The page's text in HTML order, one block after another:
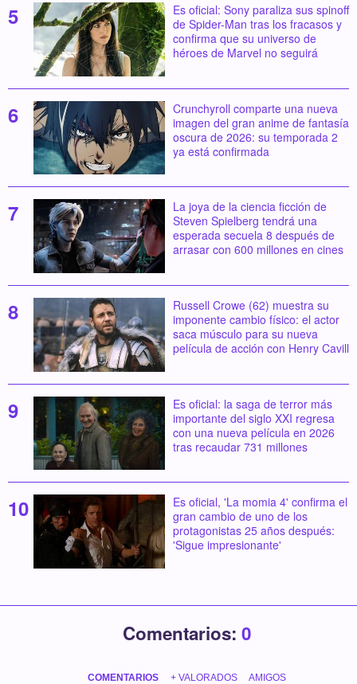
Es oficial: Sony paraliza sus spinoff
de Spider-Man tras los fracasos y
confirma que su universo de
héroes de Marvel no seguirá
Crunchyroll comparte una nueva
imagen del gran anime de fantasía
oscura de 2026: su temporada 2
ya está confirmada
La joya de la ciencia ficción de
Steven Spielberg tendrá una
esperada secuela 8 después de
arrasar con 600 millones en cines
Russell Crowe (62) muestra su
imponente cambio físico: el actor
saca músculo para su nueva
película de acción con Henry Cavill
Es oficial: la saga de terror más
importante del siglo XXI regresa
con una nueva película en 2026
tras recaudar 731 millones
Es oficial, 'La momia 4' confirma el
gran cambio de uno de los
protagonistas 25 años después:
'Sigue impresionante'
Comentarios: 0
COMENTARIOS + VALORADOS AMIGOS